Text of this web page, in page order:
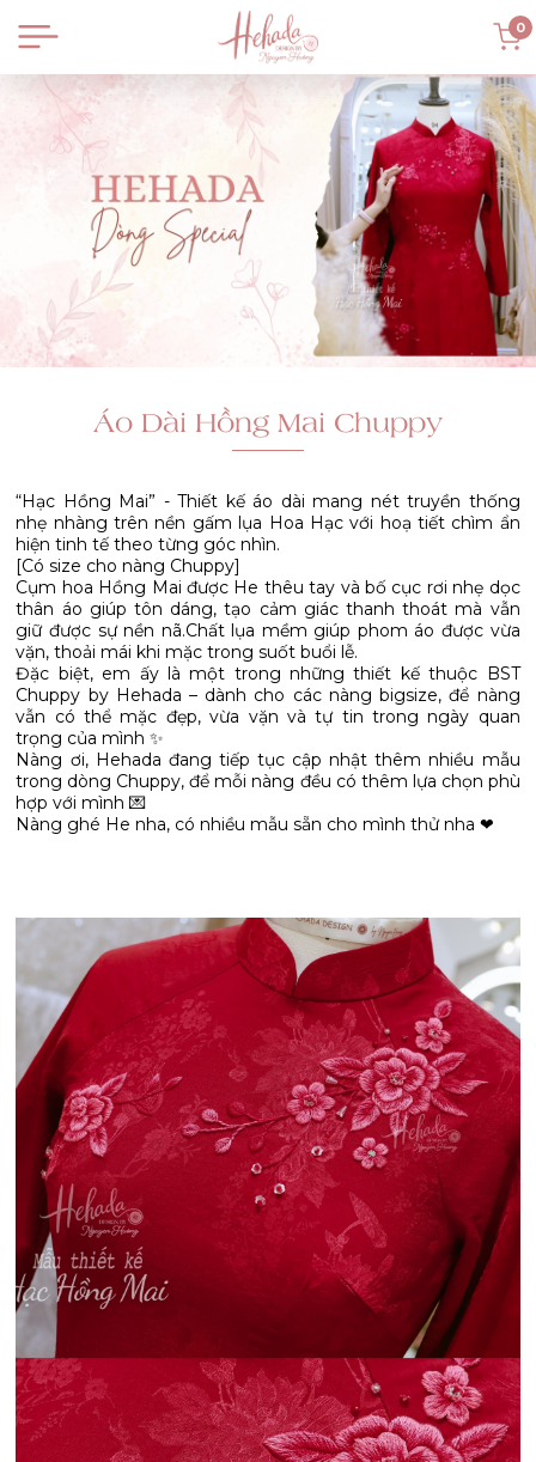
0
Áo Dài Hồng Mai Chuppy
“Hạc Hồng Mai” - Thiết kế áo dài mang nét truyền thống
nhẹ nhàng trên nền gấm lụa Hoa Hạc với hoạ tiết chìm ẩn
hiện tinh tế theo từng góc nhìn.
[Có size cho nàng Chuppy]
Cụm hoa Hồng Mai được He thêu tay và bố cục rơi nhẹ dọc
thân áo giúp tôn dáng, tạo cảm giác thanh thoát mà vẫn
giữ được sự nền nã.Chất lụa mềm giúp phom áo được vừa
vặn, thoải mái khi mặc trong suốt buổi lễ.
Đặc biệt, em ấy là một trong những thiết kế thuộc BST
Chuppy by Hehada – dành cho các nàng bigsize, để nàng
vẫn có thể mặc đẹp, vừa vặn và tự tin trong ngày quan
trọng của mình ✨
Nàng ơi, Hehada đang tiếp tục cập nhật thêm nhiều mẫu
trong dòng Chuppy, để mỗi nàng đều có thêm lựa chọn phù
hợp với mình 💌